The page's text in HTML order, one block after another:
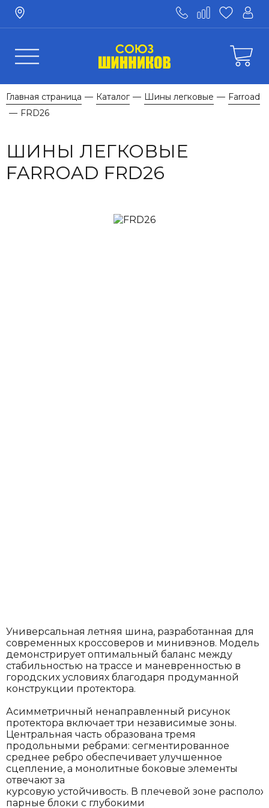
Главная страница — Каталог — Шины легковые — Farroad
— FRD26
ШИНЫ ЛЕГКОВЫЕ
FARROAD FRD26
Универсальная летняя шина, разработанная для
современных кроссоверов и минивэнов. Модель
демонстрирует оптимальный баланс между
стабильностью на трассе и маневренностью в
городских условиях благодаря продуманной
конструкции протектора.
Асимметричный ненаправленный рисунок
протектора включает три независимые зоны.
Центральная часть образована тремя
продольными ребрами: сегментированное
среднее ребро обеспечивает улучшенное
сцепление, а монолитные боковые элементы
отвечают за
курсовую устойчивость. В плечевой зоне
парные блоки с глубокими